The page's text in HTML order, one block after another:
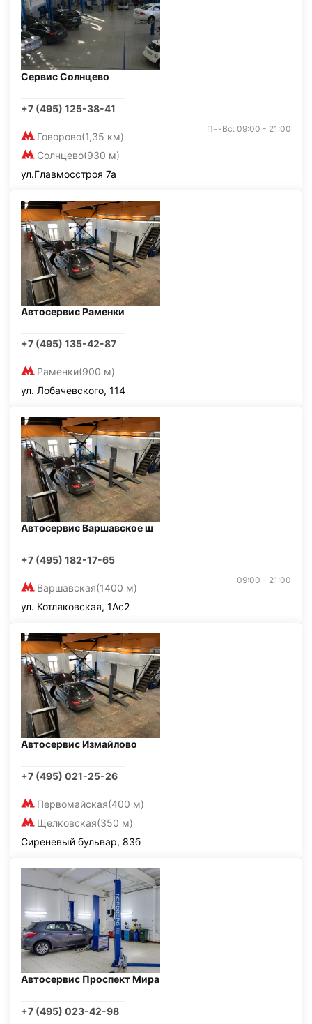
Сервис Солнцево
+7 (495) 125-38-41
Говорово(1,35 км)
Солнцево(930 м)
Пн-Вс: 09:00 - 21:00
ул.Главмосстроя 7а
Автосервис Раменки
+7 (495) 135-42-87
Раменки(900 м)
ул. Лобачевского, 114
Автосервис Варшавское ш
+7 (495) 182-17-65
Варшавская(1400 м)
09:00 - 21:00
ул. Котляковская, 1Ас2
Автосервис Измайлово
+7 (495) 021-25-26
Первомайская(400 м)
Щелковская(350 м)
Сиреневый бульвар, 83б
Автосервис Проспект Мира
+7 (495) 023-42-98